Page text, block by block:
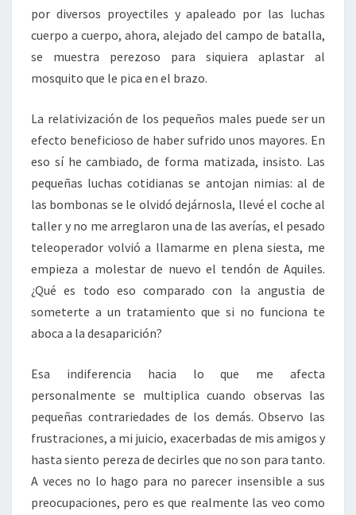
por diversos proyectiles y apaleado por las luchas
cuerpo a cuerpo, ahora, alejado del campo de batalla,
se muestra perezoso para siquiera aplastar al
mosquito que le pica en el brazo.
La relativización de los pequeños males puede ser un
efecto beneficioso de haber sufrido unos mayores. En
eso sí he cambiado, de forma matizada, insisto. Las
pequeñas luchas cotidianas se antojan nimias: al de
las bombonas se le olvidó dejárnosla, llevé el coche al
taller y no me arreglaron una de las averías, el pesado
teleoperador volvió a llamarme en plena siesta, me
empieza a molestar de nuevo el tendón de Aquiles.
¿Qué es todo eso comparado con la angustia de
someterte a un tratamiento que si no funciona te
aboca a la desaparición?
Esa indiferencia hacia lo que me afecta
personalmente se multiplica cuando observas las
pequeñas contrariedades de los demás. Observo las
frustraciones, a mi juicio, exacerbadas de mis amigos y
hasta siento pereza de decirles que no son para tanto.
A veces no lo hago para no parecer insensible a sus
preocupaciones, pero es que realmente las veo como